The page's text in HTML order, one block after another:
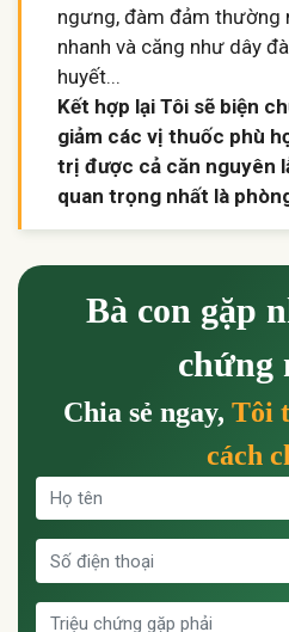
ngưng, đàm đảm thường
nhanh và căng như dây
huyết...
Kết hợp lại Tôi sẽ biện
giảm các vị thuốc phù
trị được cả căn nguyên
quan trọng nhất là
Bà con gặp
chứng
Chia sẻ ngay, Tôi
cách